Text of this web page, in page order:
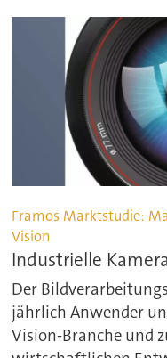
Framos Marktstudie:
Vision
Industrielle
Der
jährlich Anwender
Vision-Branche und